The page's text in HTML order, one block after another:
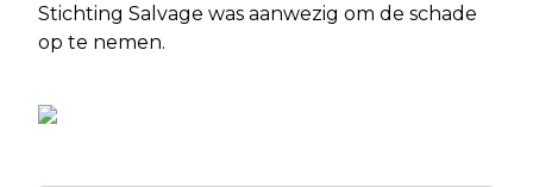
Stichting Salvage was aanwezig om de schade
op te nemen.